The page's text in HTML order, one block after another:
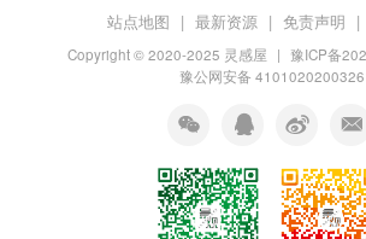
站点地图 | 最新资源 | 免责声明 |
Copyright © 2020-2025 灵感屋 | 豫ICP备
豫公网安备